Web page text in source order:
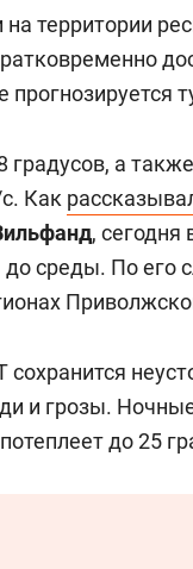
территории
прогнозируется
градусов, а
Как
,
среды. По его
и грозы.
до 25